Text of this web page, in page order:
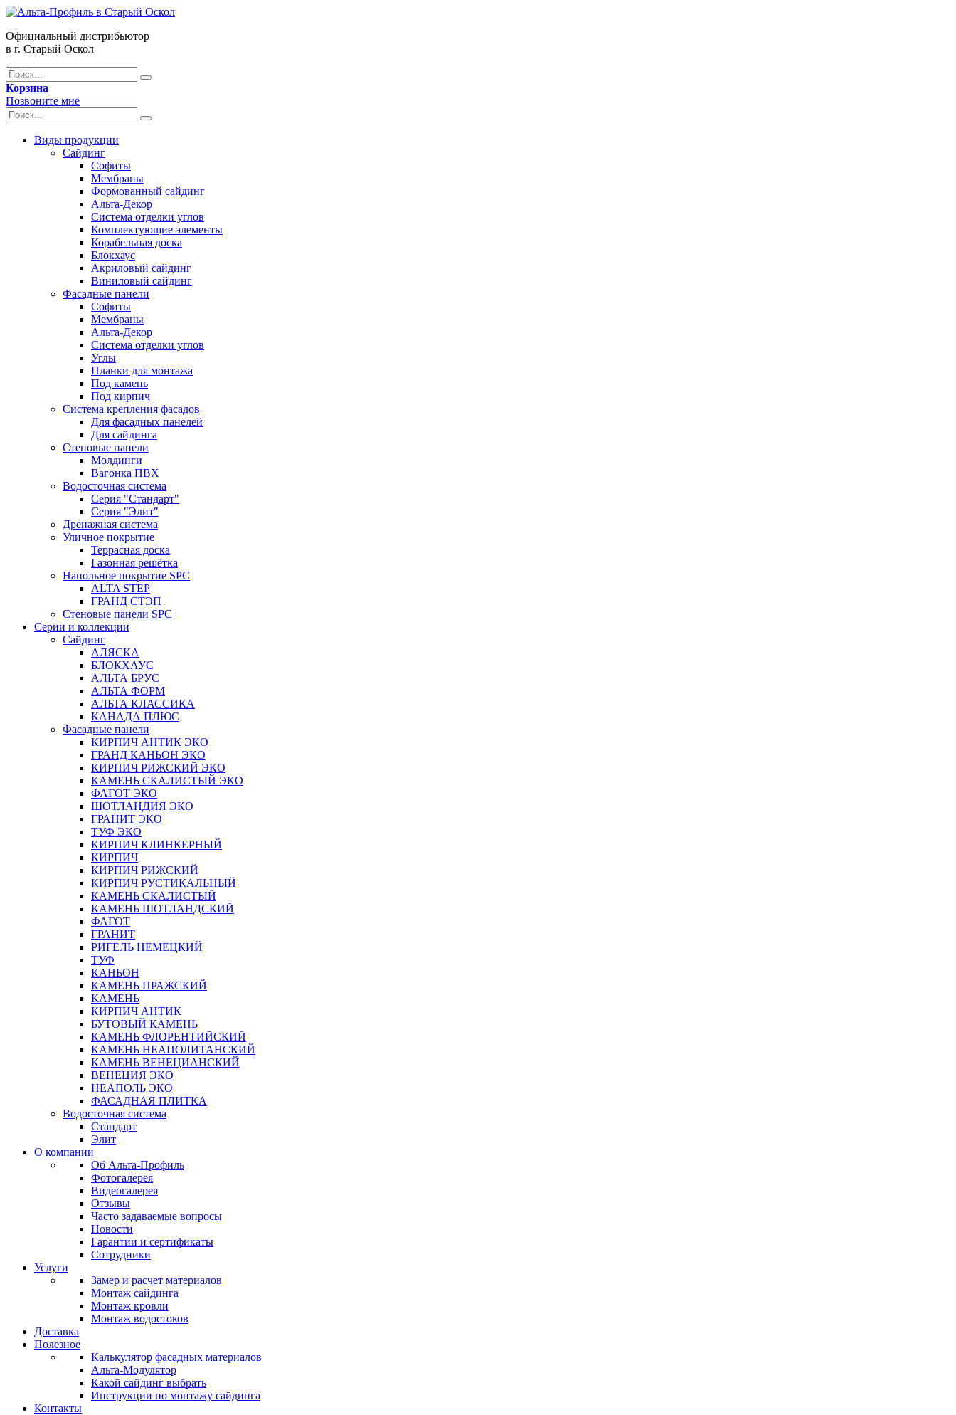
Официальный дистрибьютор
в г. Старый Оскол
Корзина
Позвоните мне
Виды продукции
Сайдинг
Софиты
Мембраны
Формованный сайдинг
Альта-Декор
Система отделки углов
Комплектующие элементы
Корабельная доска
Блокхаус
Акриловый сайдинг
Виниловый сайдинг
Фасадные панели
Софиты
Мембраны
Альта-Декор
Система отделки углов
Углы
Планки для монтажа
Под камень
Под кирпич
Система крепления фасадов
Для фасадных панелей
Для сайдинга
Стеновые панели
Молдинги
Вагонка ПВХ
Водосточная система
Серия "Стандарт"
Серия "Элит"
Дренажная система
Уличное покрытие
Террасная доска
Газонная решётка
Напольное покрытие SPC
ALTA STEP
ГРАНД СТЭП
Стеновые панели SPC
Серии и коллекции
Сайдинг
АЛЯСКА
БЛОКХАУС
АЛЬТА БРУС
АЛЬТА ФОРМ
АЛЬТА КЛАССИКА
КАНАДА ПЛЮС
Фасадные панели
КИРПИЧ АНТИК ЭКО
ГРАНД КАНЬОН ЭКО
КИРПИЧ РИЖСКИЙ ЭКО
КАМЕНЬ СКАЛИСТЫЙ ЭКО
ФАГОТ ЭКО
ШОТЛАНДИЯ ЭКО
ГРАНИТ ЭКО
ТУФ ЭКО
КИРПИЧ КЛИНКЕРНЫЙ
КИРПИЧ
КИРПИЧ РИЖСКИЙ
КИРПИЧ РУСТИКАЛЬНЫЙ
КАМЕНЬ СКАЛИСТЫЙ
КАМЕНЬ ШОТЛАНДСКИЙ
ФАГОТ
ГРАНИТ
РИГЕЛЬ НЕМЕЦКИЙ
ТУФ
КАНЬОН
КАМЕНЬ ПРАЖСКИЙ
КАМЕНЬ
КИРПИЧ АНТИК
БУТОВЫЙ КАМЕНЬ
КАМЕНЬ ФЛОРЕНТИЙСКИЙ
КАМЕНЬ НЕАПОЛИТАНСКИЙ
КАМЕНЬ ВЕНЕЦИАНСКИЙ
ВЕНЕЦИЯ ЭКО
НЕАПОЛЬ ЭКО
ФАСАДНАЯ ПЛИТКА
Водосточная система
Стандарт
Элит
О компании
Об Альта-Профиль
Фотогалерея
Видеогалерея
Отзывы
Часто задаваемые вопросы
Новости
Гарантии и сертификаты
Сотрудники
Услуги
Замер и расчет материалов
Монтаж сайдинга
Монтаж кровли
Монтаж водостоков
Доставка
Полезное
Калькулятор фасадных материалов
Альта-Модулятор
Какой сайдинг выбрать
Инструкции по монтажу сайдинга
Контакты